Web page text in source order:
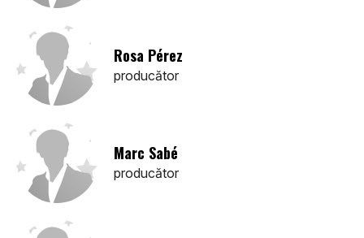
Rosa Pérez
producător
Marc Sabé
producător